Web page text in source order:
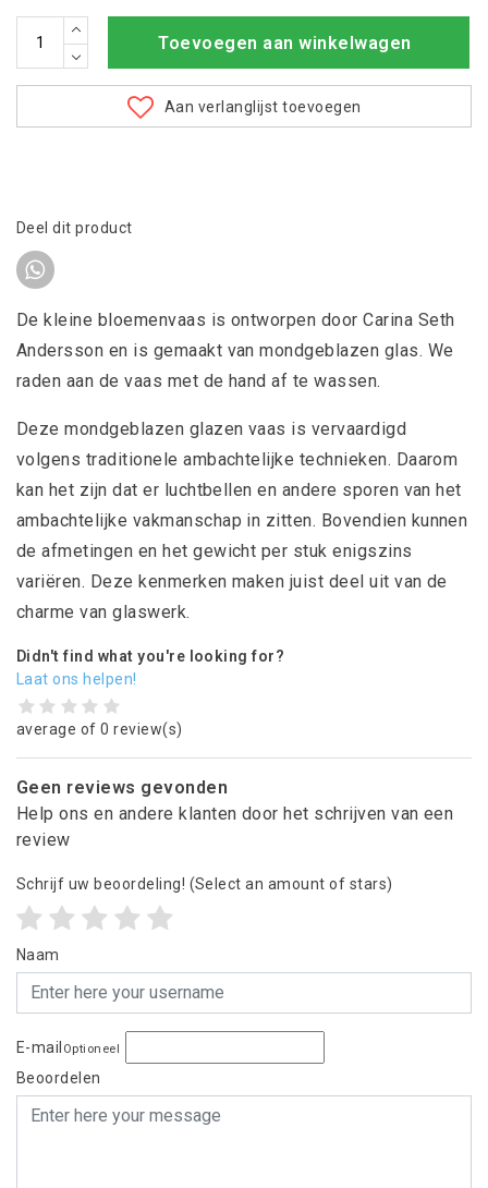
Toevoegen aan winkelwagen
Aan verlanglijst toevoegen
Deel dit product
De kleine bloemenvaas is ontworpen door Carina Seth
Andersson en is gemaakt van mondgeblazen glas. We
raden aan de vaas met de hand af te wassen.
Deze mondgeblazen glazen vaas is vervaardigd
volgens traditionele ambachtelijke technieken. Daarom
kan het zijn dat er luchtbellen en andere sporen van het
ambachtelijke vakmanschap in zitten. Bovendien kunnen
de afmetingen en het gewicht per stuk enigszins
variëren. Deze kenmerken maken juist deel uit van de
charme van glaswerk.
Didn't find what you're looking for?
Laat ons helpen!
average of 0 review(s)
Geen reviews gevonden
Help ons en andere klanten door het schrijven van een
review
Schrijf uw beoordeling! (Select an amount of stars)
Naam
E-mail Optioneel
Beoordelen